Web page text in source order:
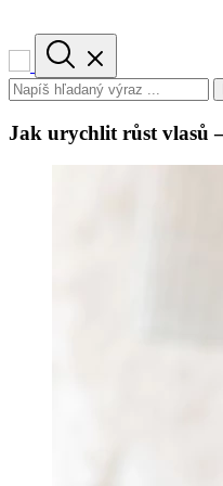
Jak urychlit růst vlasů